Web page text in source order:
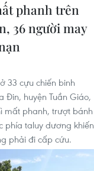
phanh trên
36 người may
33 cựu chiến binh
Đin, huyện Tuần Giáo,
mất phanh, trượt bánh
phía taluy dương khiến
phải đi cấp cứu.